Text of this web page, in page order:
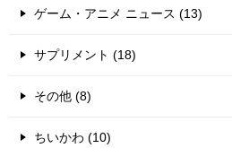
ゲーム・アニメ ニュース (13)
サプリメント (18)
その他 (8)
ちいかわ (10)